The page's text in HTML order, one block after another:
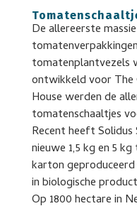
De allereerste
tomatenplantvezels
ontwikkeld voor The
House werden de
tomatenschaaltjes
Recent heeft
nieuwe 1,5 kg en 5
karton
in biologische
Op 1800 hectare in